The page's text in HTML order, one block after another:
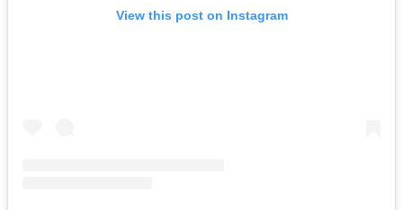
View this post on Instagram